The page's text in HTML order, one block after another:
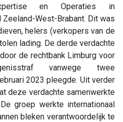
en Operaties in
West-Brabant. Dit was
helers (verkopers van de
lading. De derde verdachte
de rechtbank Limburg voor
vanwege twee
2023 pleegde. Uit verder
deze verdachte samenwerkte
groep werkte internationaal
bleken verantwoordelijk te